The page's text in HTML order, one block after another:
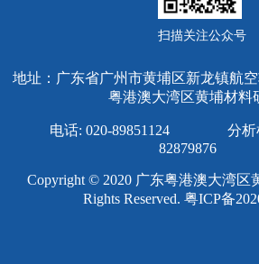
扫描关注公众号
地址：广东省广州市黄埔区新龙镇航
粤港澳大湾区黄埔材料
电话: 020-89851124 分析
82879876
Copyright © 2020 广东粤港澳大湾区
Rights Reserved. 粤ICP备